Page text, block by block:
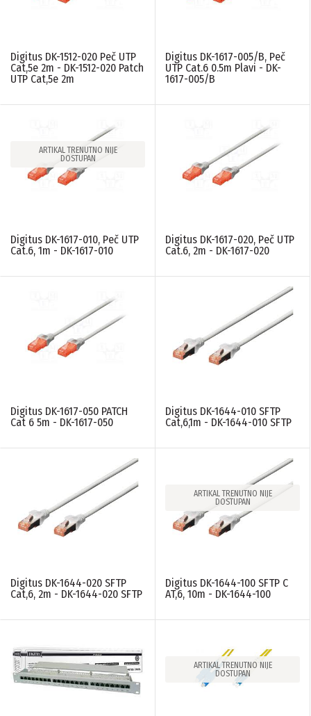
Digitus DK-1512-020 Peč UTP
Cat,5e 2m - DK-1512-020 Patch
UTP Cat,5e 2m
Digitus DK-1617-005/B, Peč
UTP Cat.6 0.5m Plavi - DK-
1617-005/B
ARTIKAL TRENUTNO NIJE
DOSTUPAN
Digitus DK-1617-010, Peč UTP
Cat.6, 1m - DK-1617-010
Digitus DK-1617-020, Peč UTP
Cat.6, 2m - DK-1617-020
Digitus DK-1617-050 PATCH
Cat 6 5m - DK-1617-050
Digitus DK-1644-010 SFTP
Cat,6,1m - DK-1644-010 SFTP
Digitus DK-1644-020 SFTP
Cat,6, 2m - DK-1644-020 SFTP
ARTIKAL TRENUTNO NIJE
DOSTUPAN
Digitus DK-1644-100 SFTP C
AT,6, 10m - DK-1644-100
ARTIKAL TRENUTNO NIJE
DOSTUPAN